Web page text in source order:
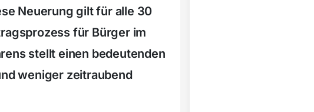
Neuerung gilt für alle 30
für Bürger im
stellt einen bedeutenden
weniger zeitraubend